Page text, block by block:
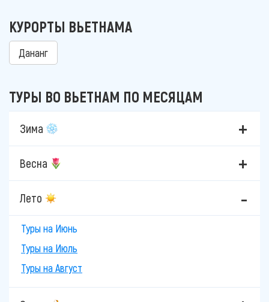
КУРОРТЫ ВЬЕТНАМА
Дананг
ТУРЫ ВО ВЬЕТНАМ ПО МЕСЯЦАМ
Зима
Весна
Лето
Туры на Июнь
Туры на Июль
Туры на Август